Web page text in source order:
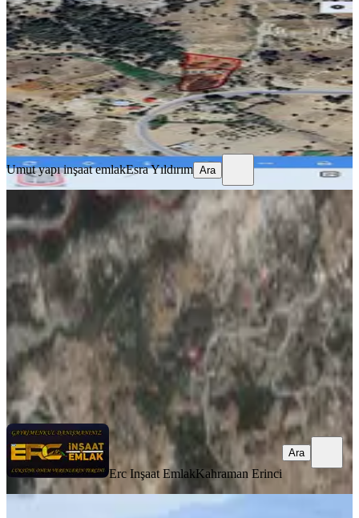
Onikişubat, Tekir Mahallesi
2500 m²·510/m²· 06.03.2026
1.275.000 ₺2.350.000 ₺
Umut yapı inşaat emlakEsra Yıldırım
Ara
Umut yapı inşaat emlakEsra Yıldırım Ara
Yenicekale Mahallesinde Satılık Bağ
Onikişubat, Yenicekale Mahallesi
1263 m² · 1.187/m² · 14.07.2026
1.499.000 ₺
Erc Inşaat Emlak Kahraman Erinci
Ara
Erc Inşaat EmlakKahraman Erinci
Ara
3